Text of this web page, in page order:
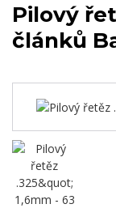
Pilový
článků